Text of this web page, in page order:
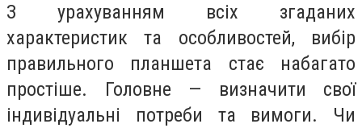
З урахуванням всіх згаданих
характеристик та особливостей, вибір
правильного планшета стає набагато
простіше. Головне — визначити свої
індивідуальні потреби та вимоги. Чи